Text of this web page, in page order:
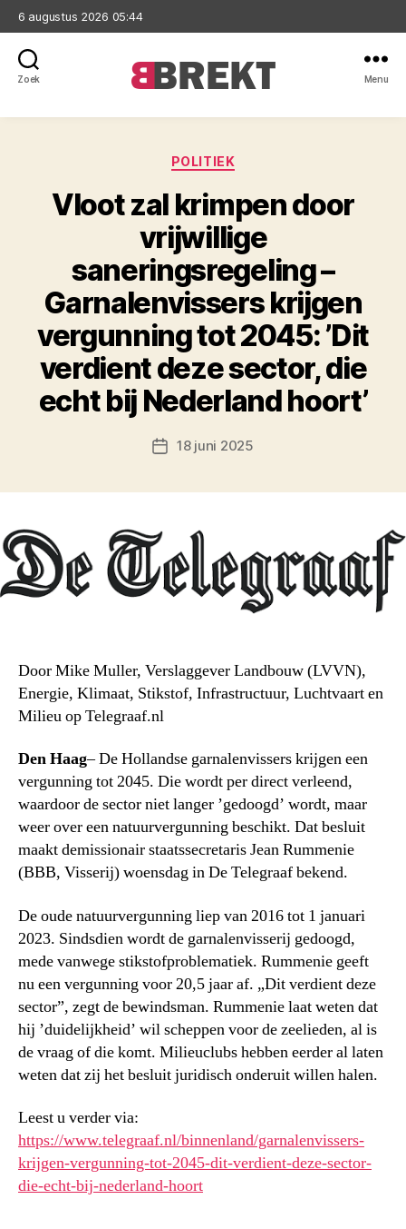
6 augustus 2026 05:44
Zoek Menu
Categorieën
POLITIEK
Vloot zal krimpen door
vrijwillige
saneringsregeling –
Garnalenvissers krijgen
vergunning tot 2045: ’Dit
verdient deze sector, die
echt bij Nederland hoort’
Berichtdatum
18 juni 2025
Door Mike Muller, Verslaggever Landbouw (LVVN),
Energie, Klimaat, Stikstof, Infrastructuur, Luchtvaart en
Milieu op Telegraaf.nl
Den Haag– De Hollandse garnalenvissers krijgen een
vergunning tot 2045. Die wordt per direct verleend,
waardoor de sector niet langer ’gedoogd’ wordt, maar
weer over een natuurvergunning beschikt. Dat besluit
maakt demissionair staatssecretaris Jean Rummenie
(BBB, Visserij) woensdag in De Telegraaf bekend.
De oude natuurvergunning liep van 2016 tot 1 januari
2023. Sindsdien wordt de garnalenvisserij gedoogd,
mede vanwege stikstofproblematiek. Rummenie geeft
nu een vergunning voor 20,5 jaar af. „Dit verdient deze
sector”, zegt de bewindsman. Rummenie laat weten dat
hij ’duidelijkheid’ wil scheppen voor de zeelieden, al is
de vraag of die komt. Milieuclubs hebben eerder al laten
weten dat zij het besluit juridisch onderuit willen halen.
Leest u verder via:
https://www.telegraaf.nl/binnenland/garnalenvissers-
krijgen-vergunning-tot-2045-dit-verdient-deze-sector-
die-echt-bij-nederland-hoort